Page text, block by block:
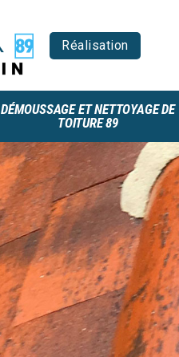
Réalisation
DÉMOUSSAGE ET NETTOYAGE DE
TOITURE 89